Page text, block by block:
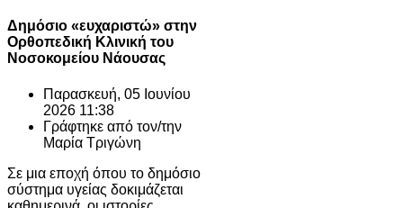
Δημόσιο «ευχαριστώ» στην
Ορθοπεδική Κλινική του
Νοσοκομείου Νάουσας
Παρασκευή, 05 Ιουνίου
2026 11:38
Γράφτηκε από τον/την
Μαρία Τριγώνη
Σε μια εποχή όπου το δημόσιο
σύστημα υγείας δοκιμάζεται